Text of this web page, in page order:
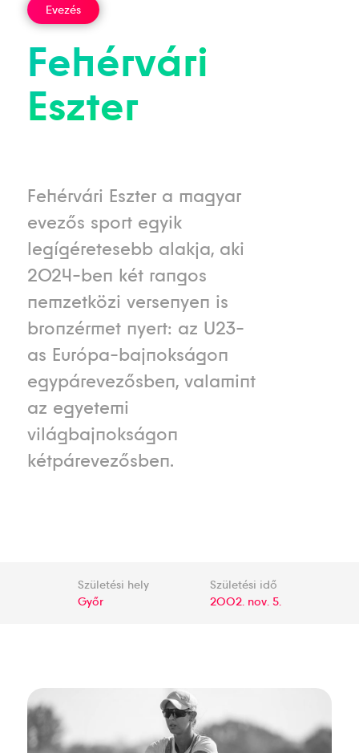
Evezés
Fehérvári
Eszter
Fehérvári Eszter a magyar
evezős sport egyik
legígéretesebb alakja, aki
2024-ben két rangos
nemzetközi versenyen is
bronzérmet nyert: az U23-
as Európa-bajnokságon
egypárevezősben, valamint
az egyetemi
világbajnokságon
kétpárevezősben.
Születési hely
Győr
Születési idő
2002. nov. 5.